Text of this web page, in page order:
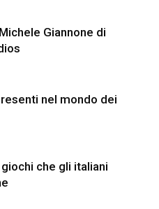
Giannone di
nel mondo dei
che gli italiani